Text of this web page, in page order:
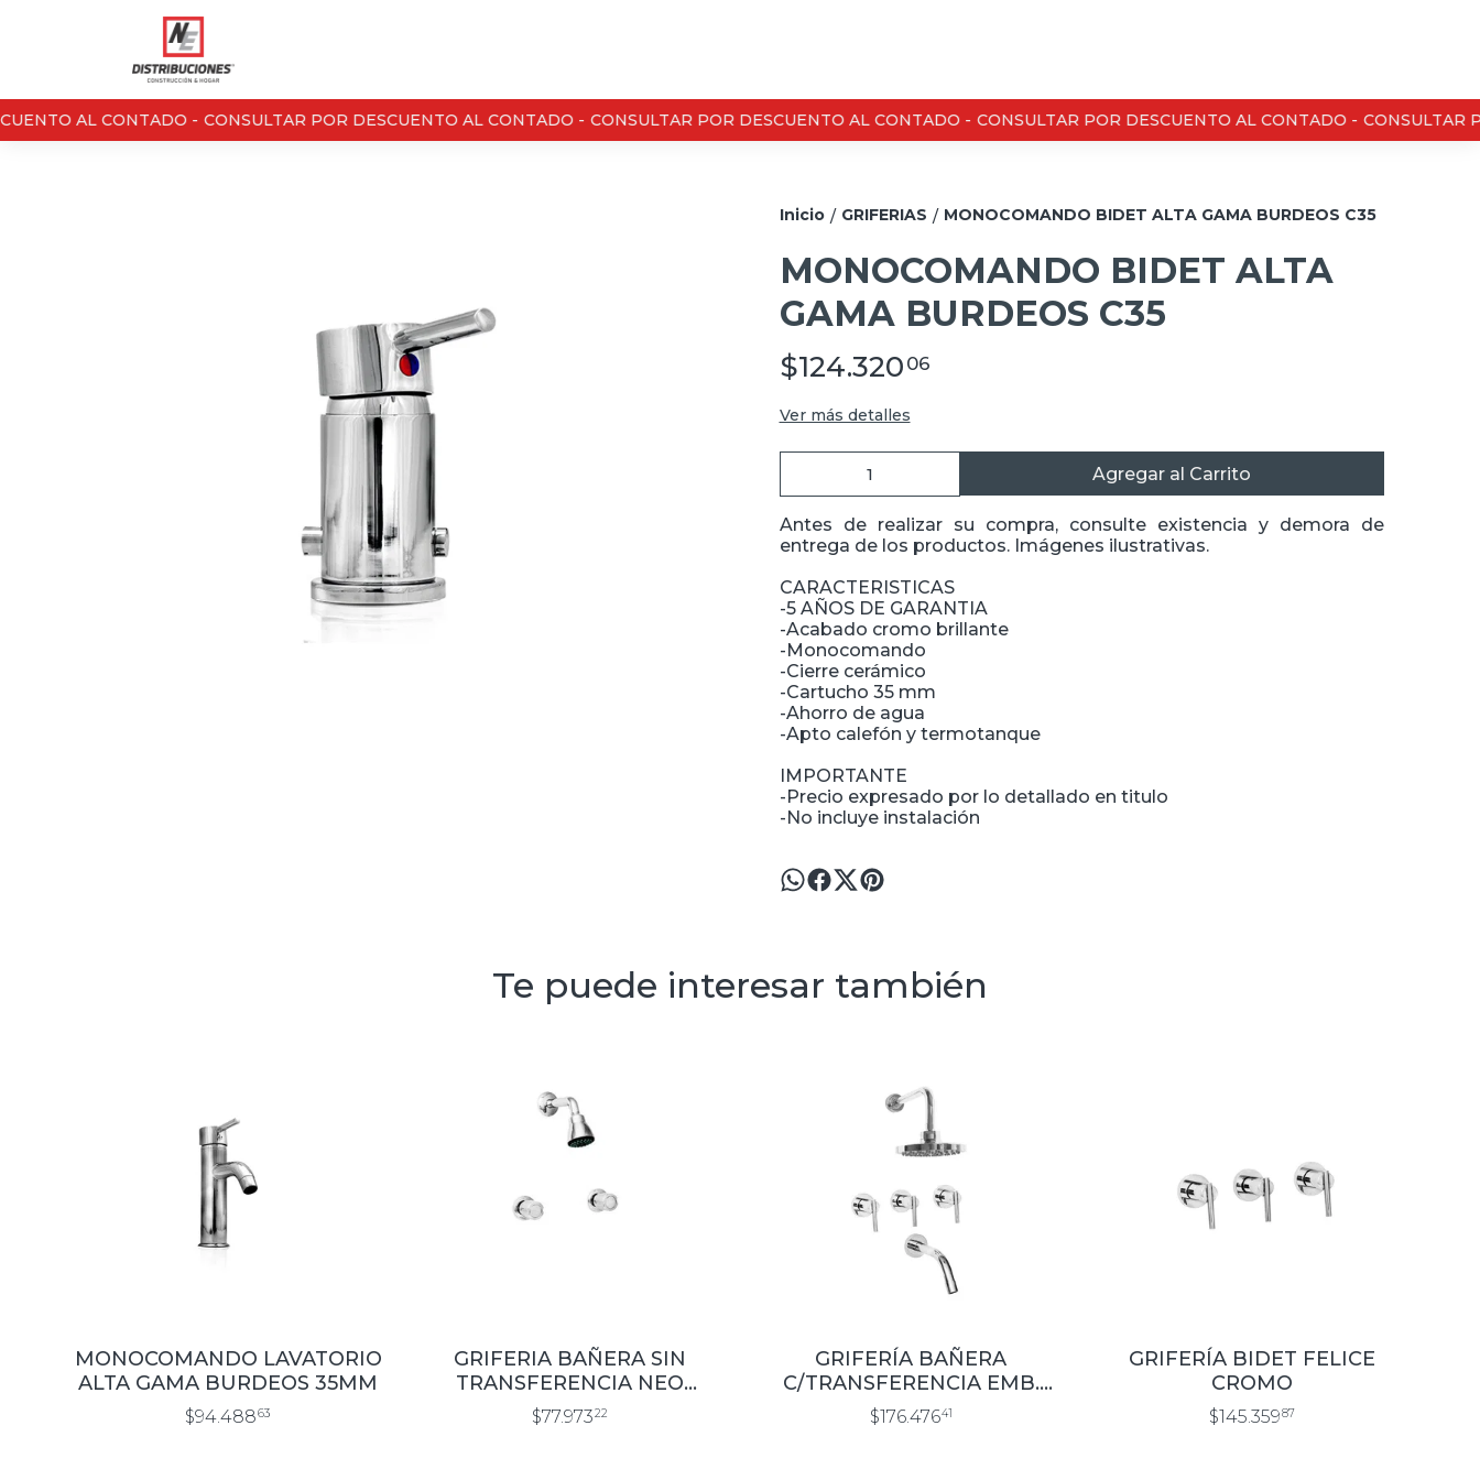
AL CONTADO - CONSULTAR POR DESCUENTO AL CONTADO - CONSULTAR POR DESCUENTO AL CONTADO - CONSULTAR POR DESCUENTO AL CONTADO - CONSULTAR
Inicio / GRIFERIAS / MONOCOMANDO BIDET ALTA GAMA BURDEOS C35
MONOCOMANDO BIDET ALTA
GAMA BURDEOS C35
$124.320 06
Ver más detalles
Agregar al Carrito
Antes de realizar su compra, consulte existencia y demora de
entrega de los productos. Imágenes ilustrativas.
CARACTERISTICAS
-5 AÑOS DE GARANTIA
-Acabado cromo brillante
-Monocomando
-Cierre cerámico
-Cartucho 35 mm
-Ahorro de agua
-Apto calefón y termotanque
IMPORTANTE
-Precio expresado por lo detallado en titulo
-No incluye instalación
Te puede interesar también
MONOCOMANDO LAVATORIO
ALTA GAMA BURDEOS 35MM
$94.48863
GRIFERIA BAÑERA SIN
TRANSFERENCIA NEO
CROMO
$77.97322
GRIFERÍA BAÑERA
C/TRANSFERENCIA EMB.
FELICE CROMO
$176.47641
GRIFERÍA BIDET FELICE
CROMO
$145.35987